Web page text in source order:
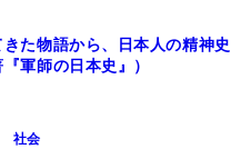
た物語から、日本人の精神史
軍師の日本史』）
社会